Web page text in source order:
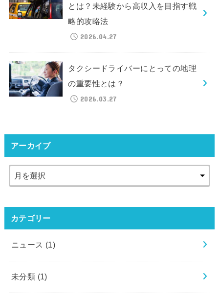
とは？未経験から高収入を目指す戦
略的攻略法
2026.04.27
タクシードライバーにとっての地理
の重要性とは？
2026.03.27
アーカイブ
カテゴリー
ニュース (1)
未分類 (1)